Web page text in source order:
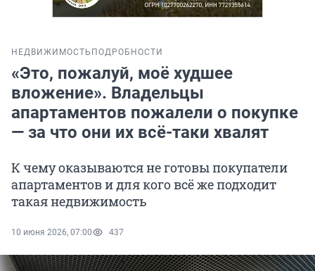
НЕДВИЖИМОСТЬ ПОДРОБНОСТИ
«Это, пожалуй, моё худшее
вложение». Владельцы
апартаментов пожалели о покупке
— за что они их всё-таки хвалят
К чему оказываются не готовы покупатели
апартаментов и для кого всё же подходит
такая недвижимость
10 июня 2026, 07:00 437